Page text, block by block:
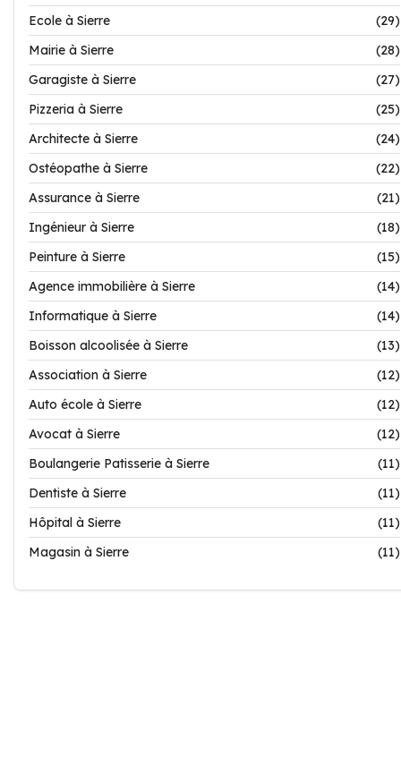
Ecole à Sierre
(29)
Mairie à Sierre
(28)
Garagiste à Sierre
(27)
Pizzeria à Sierre
(25)
Architecte à Sierre
(24)
Ostéopathe à Sierre
(22)
Assurance à Sierre
(21)
Ingénieur à Sierre
(18)
Peinture à Sierre
(15)
Agence immobilière à Sierre
(14)
Informatique à Sierre
(14)
Boisson alcoolisée à Sierre
(13)
Association à Sierre
(12)
Auto école à Sierre
(12)
Avocat à Sierre
(12)
Boulangerie Patisserie à Sierre
(11)
Dentiste à Sierre
(11)
Hôpital à Sierre
(11)
Magasin à Sierre
(11)